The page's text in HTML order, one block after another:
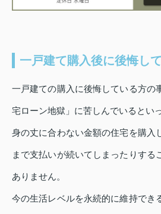
一戸建て購入後に後悔し
一戸建ての購入に後悔している方の
宅ローン地獄」に苦しんでいるとい
身の丈に合わない金額の住宅を購入
まで支払いが続いてしまったりする
ありません。
今の生活レベルを永続的に維持でき